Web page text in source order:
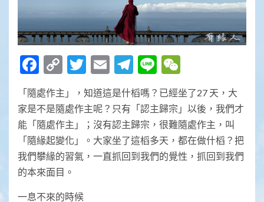
Facebook
Copy
Link
Twitter
EmailTelegram
Line
「隨處作主」，知道這是什槄嗎？已經坐了27 天，大
家是不是隨處作主呢？只有「認主歸宗」以後，我們才
能「隨處作主」；沒有認主歸宗，很難隨處作主，叫
「隨緣起變化」。大家坐了這槄多天，都在做什槄？把
我們攀緣的習氣，一直抓回到我們的覺性，抓回到我們
的本來面目。
一息不來的時候